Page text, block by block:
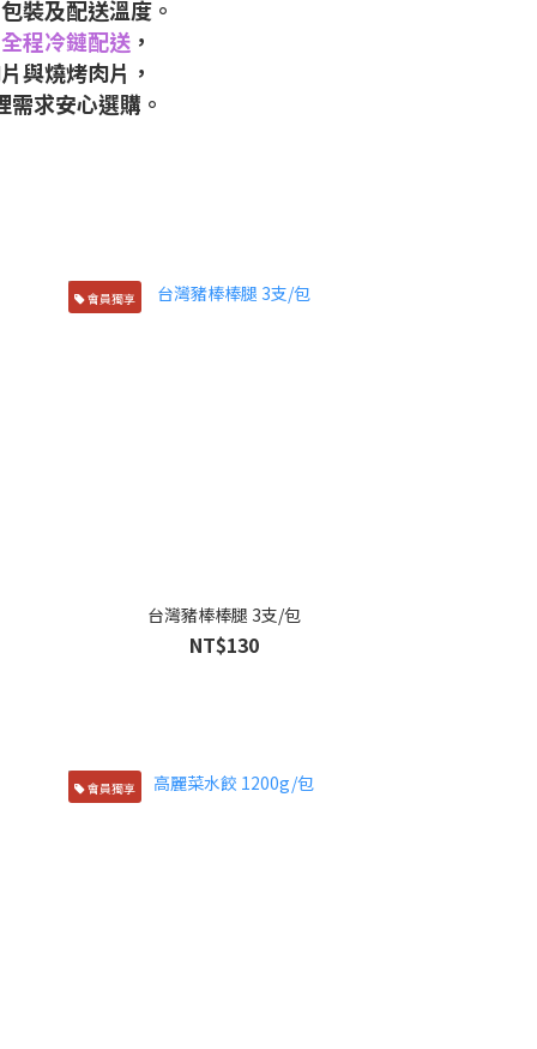
裝及配送溫度。
程冷鏈配送 ，
與燒烤肉片，
求安心選購。
會員獨享
台灣豬棒棒腿 3支/包
NT$130
會員獨享